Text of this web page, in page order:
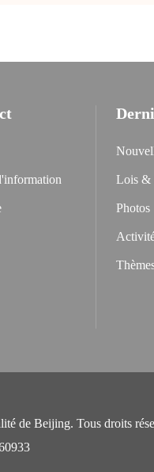
Lois &
Photos
de Beijing. Tous droits